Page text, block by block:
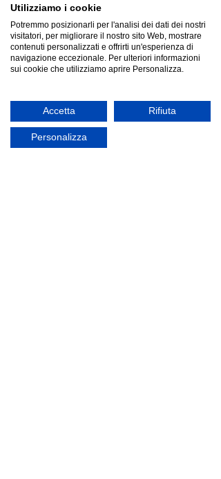
INFORMAZIONI GENERALI
Utilizziamo i cookie
Potremmo posizionarli per l'analisi dei dati dei nostri
visitatori, per migliorare il nostro sito Web, mostrare
contenuti personalizzati e offrirti un'esperienza di
navigazione eccezionale. Per ulteriori informazioni
sui cookie che utilizziamo aprire Personalizza.
Accetta Rifiuta
Personalizza